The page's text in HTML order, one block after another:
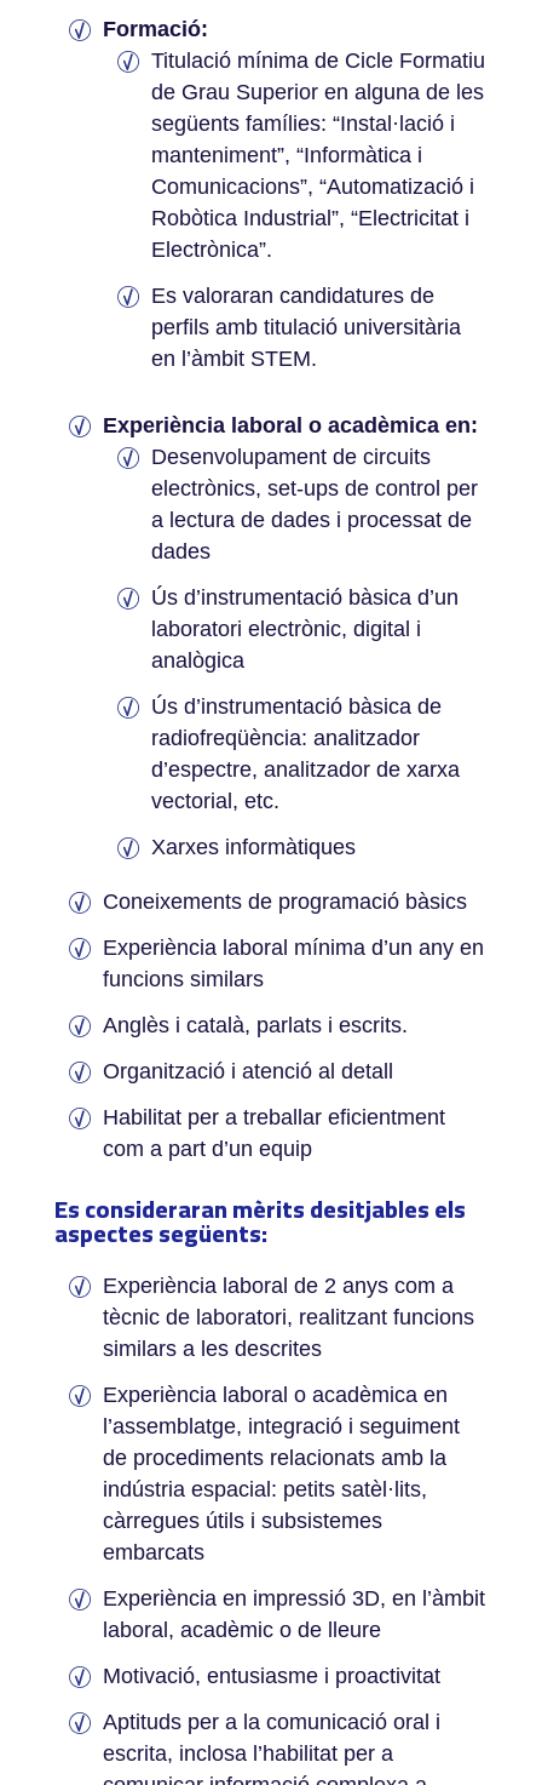
Formació:
Titulació mínima de Cicle Formatiu
de Grau Superior en alguna de les
següents famílies: “Instal·lació i
manteniment”, “Informàtica i
Comunicacions”, “Automatizació i
Robòtica Industrial”, “Electricitat i
Electrònica”.
Es valoraran candidatures de
perfils amb titulació universitària
en l’àmbit STEM.
Experiència laboral o acadèmica en:
Desenvolupament de circuits
electrònics, set-ups de control per
a lectura de dades i processat de
dades
Ús d’instrumentació bàsica d’un
laboratori electrònic, digital i
analògica
Ús d’instrumentació bàsica de
radiofreqüència: analitzador
d’espectre, analitzador de xarxa
vectorial, etc.
Xarxes informàtiques
Coneixements de programació bàsics
Experiència laboral mínima d’un any en
funcions similars
Anglès i català, parlats i escrits.
Organització i atenció al detall
Habilitat per a treballar eficientment
com a part d’un equip
Es consideraran mèrits desitjables els
aspectes següents:
Experiència laboral de 2 anys com a
tècnic de laboratori, realitzant funcions
similars a les descrites
Experiència laboral o acadèmica en
l’assemblatge, integració i seguiment
de procediments relacionats amb la
indústria espacial: petits satèl·lits,
càrregues útils i subsistemes
embarcats
Experiència en impressió 3D, en l’àmbit
laboral, acadèmic o de lleure
Motivació, entusiasme i proactivitat
Aptituds per a la comunicació oral i
escrita, inclosa l’habilitat per a